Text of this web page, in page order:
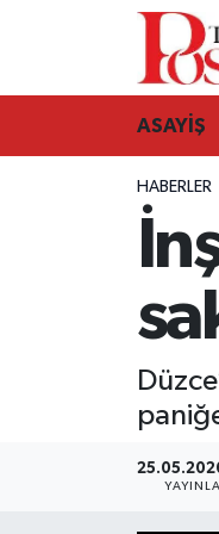
ASAYİŞ
HABERLER
Kastamonu
Ağlı Haberleri
Araç Haberleri
Azdavay
Bozkurt